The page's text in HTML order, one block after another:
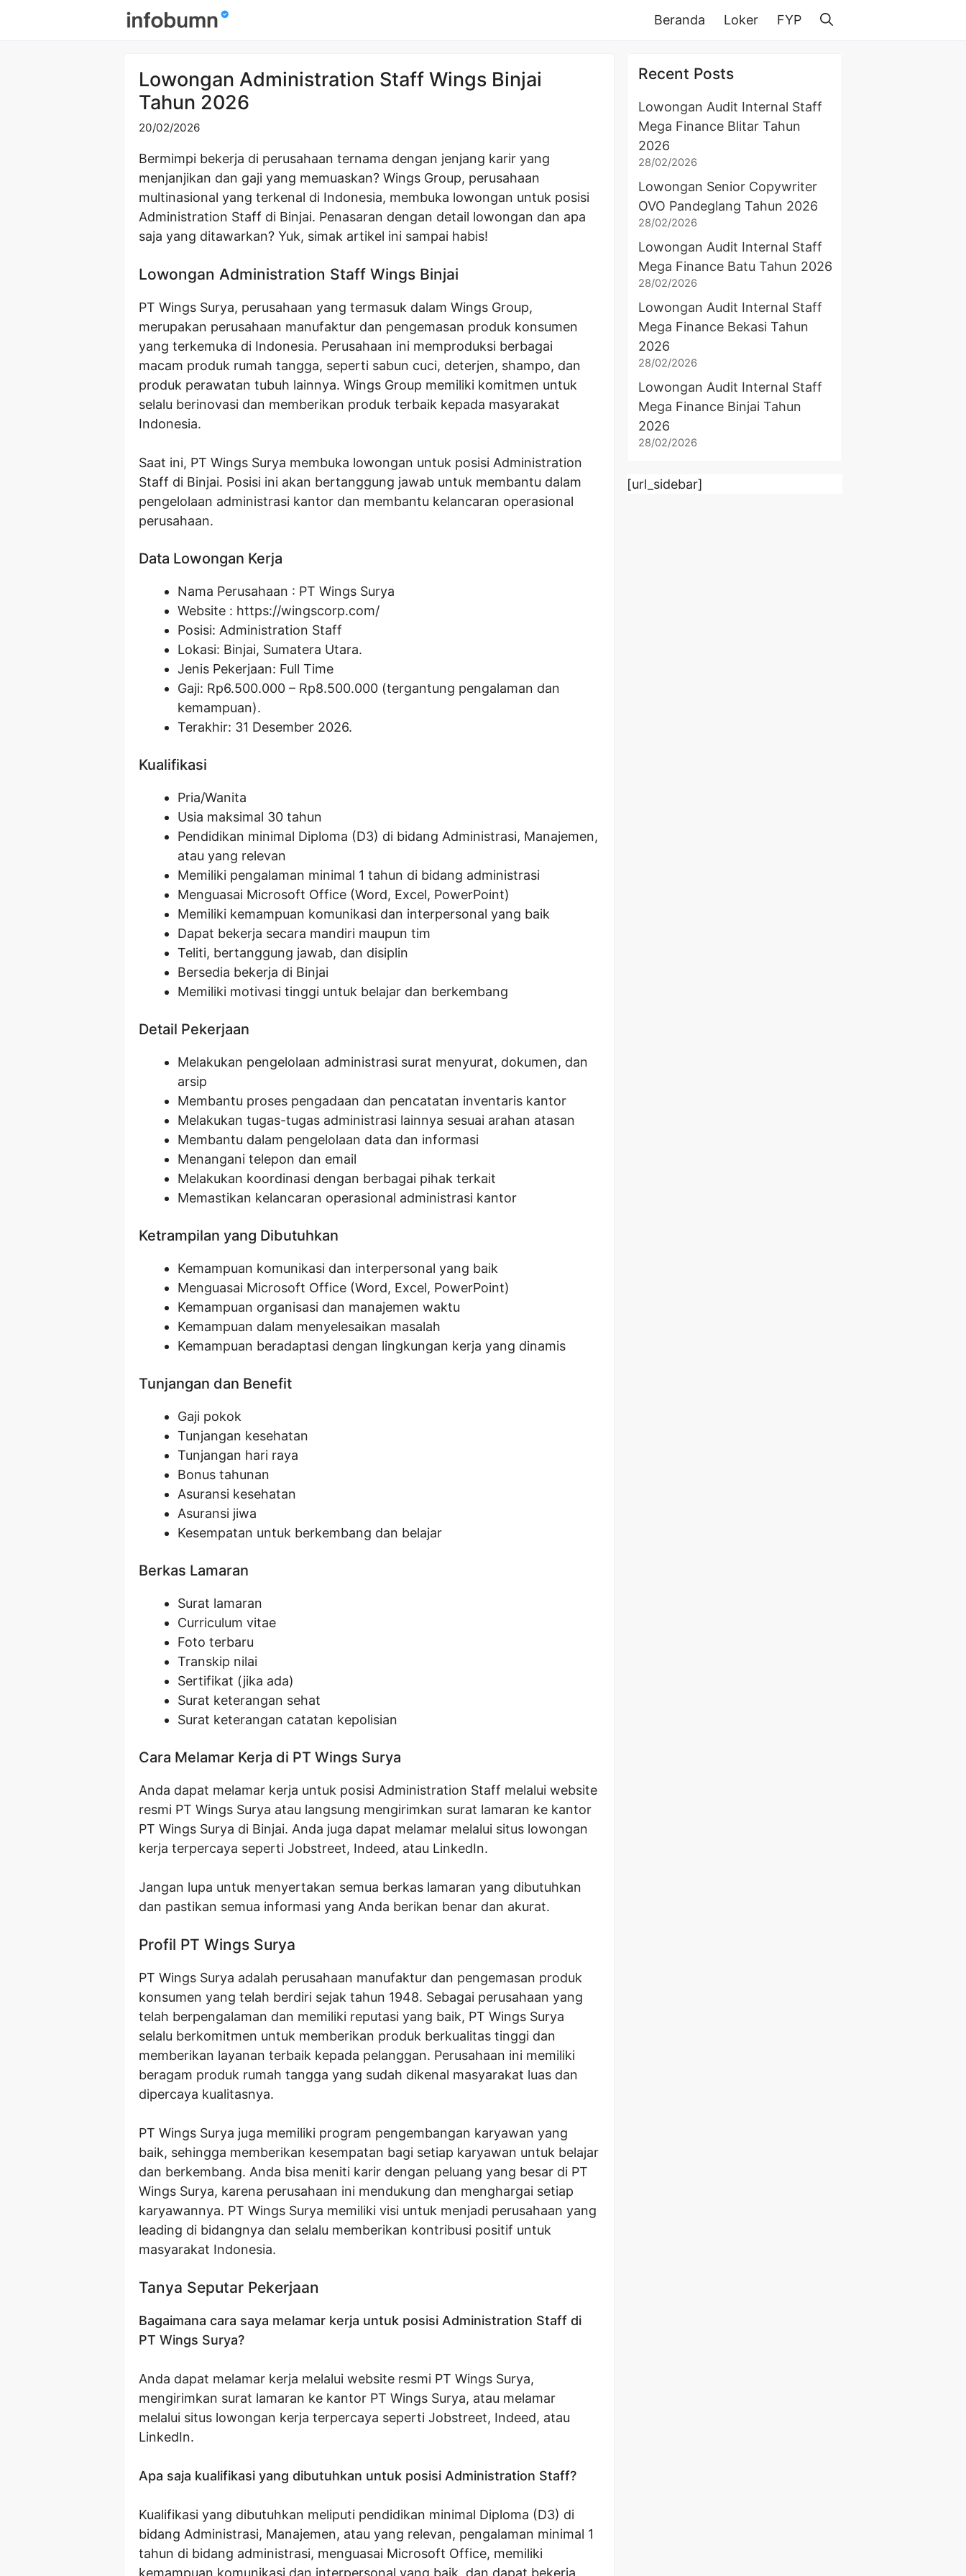
Beranda Loker FYP
Lowongan Administration Staff Wings Binjai
Tahun 2026
20/02/2026
Bermimpi bekerja di perusahaan ternama dengan jenjang karir yang
menjanjikan dan gaji yang memuaskan? Wings Group, perusahaan
multinasional yang terkenal di Indonesia, membuka lowongan untuk posisi
Administration Staff di Binjai. Penasaran dengan detail lowongan dan apa
saja yang ditawarkan? Yuk, simak artikel ini sampai habis!
Lowongan Administration Staff Wings Binjai
PT Wings Surya, perusahaan yang termasuk dalam Wings Group,
merupakan perusahaan manufaktur dan pengemasan produk konsumen
yang terkemuka di Indonesia. Perusahaan ini memproduksi berbagai
macam produk rumah tangga, seperti sabun cuci, deterjen, shampo, dan
produk perawatan tubuh lainnya. Wings Group memiliki komitmen untuk
selalu berinovasi dan memberikan produk terbaik kepada masyarakat
Indonesia.
Saat ini, PT Wings Surya membuka lowongan untuk posisi Administration
Staff di Binjai. Posisi ini akan bertanggung jawab untuk membantu dalam
pengelolaan administrasi kantor dan membantu kelancaran operasional
perusahaan.
Data Lowongan Kerja
Nama Perusahaan : PT Wings Surya
Website : https://wingscorp.com/
Posisi: Administration Staff
Lokasi: Binjai, Sumatera Utara.
Jenis Pekerjaan: Full Time
Gaji: Rp6.500.000 – Rp8.500.000 (tergantung pengalaman dan
kemampuan).
Terakhir: 31 Desember 2026.
Kualifikasi
Pria/Wanita
Usia maksimal 30 tahun
Pendidikan minimal Diploma (D3) di bidang Administrasi, Manajemen,
atau yang relevan
Memiliki pengalaman minimal 1 tahun di bidang administrasi
Menguasai Microsoft Office (Word, Excel, PowerPoint)
Memiliki kemampuan komunikasi dan interpersonal yang baik
Dapat bekerja secara mandiri maupun tim
Teliti, bertanggung jawab, dan disiplin
Bersedia bekerja di Binjai
Memiliki motivasi tinggi untuk belajar dan berkembang
Detail Pekerjaan
Melakukan pengelolaan administrasi surat menyurat, dokumen, dan
arsip
Membantu proses pengadaan dan pencatatan inventaris kantor
Melakukan tugas-tugas administrasi lainnya sesuai arahan atasan
Membantu dalam pengelolaan data dan informasi
Menangani telepon dan email
Melakukan koordinasi dengan berbagai pihak terkait
Memastikan kelancaran operasional administrasi kantor
Ketrampilan yang Dibutuhkan
Kemampuan komunikasi dan interpersonal yang baik
Menguasai Microsoft Office (Word, Excel, PowerPoint)
Kemampuan organisasi dan manajemen waktu
Kemampuan dalam menyelesaikan masalah
Kemampuan beradaptasi dengan lingkungan kerja yang dinamis
Tunjangan dan Benefit
Gaji pokok
Tunjangan kesehatan
Tunjangan hari raya
Bonus tahunan
Asuransi kesehatan
Asuransi jiwa
Kesempatan untuk berkembang dan belajar
Berkas Lamaran
Surat lamaran
Curriculum vitae
Foto terbaru
Transkip nilai
Sertifikat (jika ada)
Surat keterangan sehat
Surat keterangan catatan kepolisian
Cara Melamar Kerja di PT Wings Surya
Anda dapat melamar kerja untuk posisi Administration Staff melalui website
resmi PT Wings Surya atau langsung mengirimkan surat lamaran ke kantor
PT Wings Surya di Binjai. Anda juga dapat melamar melalui situs lowongan
kerja terpercaya seperti Jobstreet, Indeed, atau LinkedIn.
Jangan lupa untuk menyertakan semua berkas lamaran yang dibutuhkan
dan pastikan semua informasi yang Anda berikan benar dan akurat.
Profil PT Wings Surya
PT Wings Surya adalah perusahaan manufaktur dan pengemasan produk
konsumen yang telah berdiri sejak tahun 1948. Sebagai perusahaan yang
telah berpengalaman dan memiliki reputasi yang baik, PT Wings Surya
selalu berkomitmen untuk memberikan produk berkualitas tinggi dan
memberikan layanan terbaik kepada pelanggan. Perusahaan ini memiliki
beragam produk rumah tangga yang sudah dikenal masyarakat luas dan
dipercaya kualitasnya.
PT Wings Surya juga memiliki program pengembangan karyawan yang
baik, sehingga memberikan kesempatan bagi setiap karyawan untuk belajar
dan berkembang. Anda bisa meniti karir dengan peluang yang besar di PT
Wings Surya, karena perusahaan ini mendukung dan menghargai setiap
karyawannya. PT Wings Surya memiliki visi untuk menjadi perusahaan yang
leading di bidangnya dan selalu memberikan kontribusi positif untuk
masyarakat Indonesia.
Tanya Seputar Pekerjaan
Bagaimana cara saya melamar kerja untuk posisi Administration Staff di
PT Wings Surya?
Anda dapat melamar kerja melalui website resmi PT Wings Surya,
mengirimkan surat lamaran ke kantor PT Wings Surya, atau melamar
melalui situs lowongan kerja terpercaya seperti Jobstreet, Indeed, atau
LinkedIn.
Apa saja kualifikasi yang dibutuhkan untuk posisi Administration Staff?
Kualifikasi yang dibutuhkan meliputi pendidikan minimal Diploma (D3) di
bidang Administrasi, Manajemen, atau yang relevan, pengalaman minimal 1
tahun di bidang administrasi, menguasai Microsoft Office, memiliki
kemampuan komunikasi dan interpersonal yang baik, dan dapat bekerja
Recent Posts
Lowongan Audit Internal Staff
Mega Finance Blitar Tahun
2026
28/02/2026
Lowongan Senior Copywriter
OVO Pandeglang Tahun 2026
28/02/2026
Lowongan Audit Internal Staff
Mega Finance Batu Tahun 2026
28/02/2026
Lowongan Audit Internal Staff
Mega Finance Bekasi Tahun
2026
28/02/2026
Lowongan Audit Internal Staff
Mega Finance Binjai Tahun
2026
28/02/2026
[url_sidebar]